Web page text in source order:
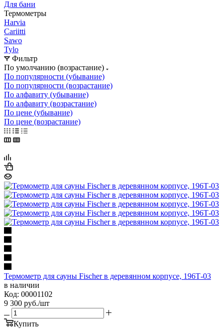
Для бани
Термометры
Harvia
Cariitti
Sawo
Tylo
Фильтр
По умолчанию (возрастание)
По популярности (убывание)
По популярности (возрастание)
По алфавиту (убывание)
По алфавиту (возрастание)
По цене (убывание)
По цене (возрастание)
Термометр для сауны Fischer в деревянном корпусе, 196Т-03
в наличии
Код: 00001102
9 300 руб./шт
Купить